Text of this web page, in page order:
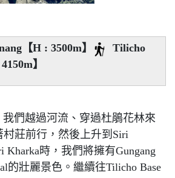
【H : 3500m】
Tilicho
】
我們越過河流、穿過杜鵑花林來
村莊前行，然後上升到Siri
Kharka時，我們將擁有Gungang
的壯麗景色。繼續往Tilicho Base